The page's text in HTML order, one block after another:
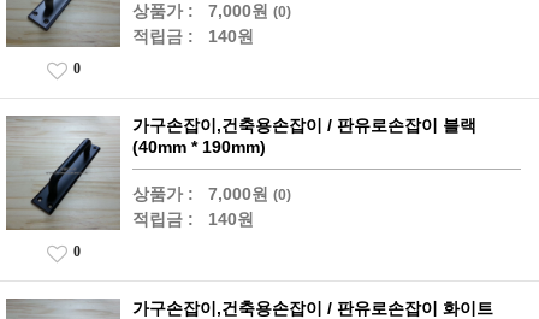
상품가 : 7,000원 (0)
적립금 : 140원
0
가구손잡이,건축용손잡이 / 판유로손잡이 블랙
(40mm * 190mm)
상품가 : 7,000원 (0)
적립금 : 140원
0
가구손잡이,건축용손잡이 / 판유로손잡이 화이트